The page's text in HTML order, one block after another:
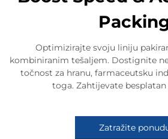
Optimizirajte svoju liniju
kombiniranim tešaljem. Dostignite
točnost za hranu, farmaceutsku
toga. Zahtijevate
Zatražite